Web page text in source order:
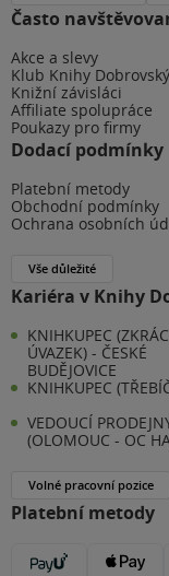
Často
Akce a slevy
Klub Knihy Dobrovský
Knižní závisláci
Affiliate spolupráce
Poukazy pro firmy
Dodací podmínky
Platební metody
Obchodní podmínky
Ochrana osobních
Vše důležité
Kariéra v Knihy
KNIHKUPEC
ÚVAZEK) - ČESKÉ
BUDĚJOVICE
KNIHKUPEC
VEDOUCÍ
(OLOMOUC - OC
Volné pracovní pozice
Platební metody